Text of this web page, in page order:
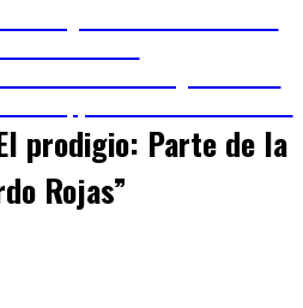
prodigio: Parte de la
Rojas”